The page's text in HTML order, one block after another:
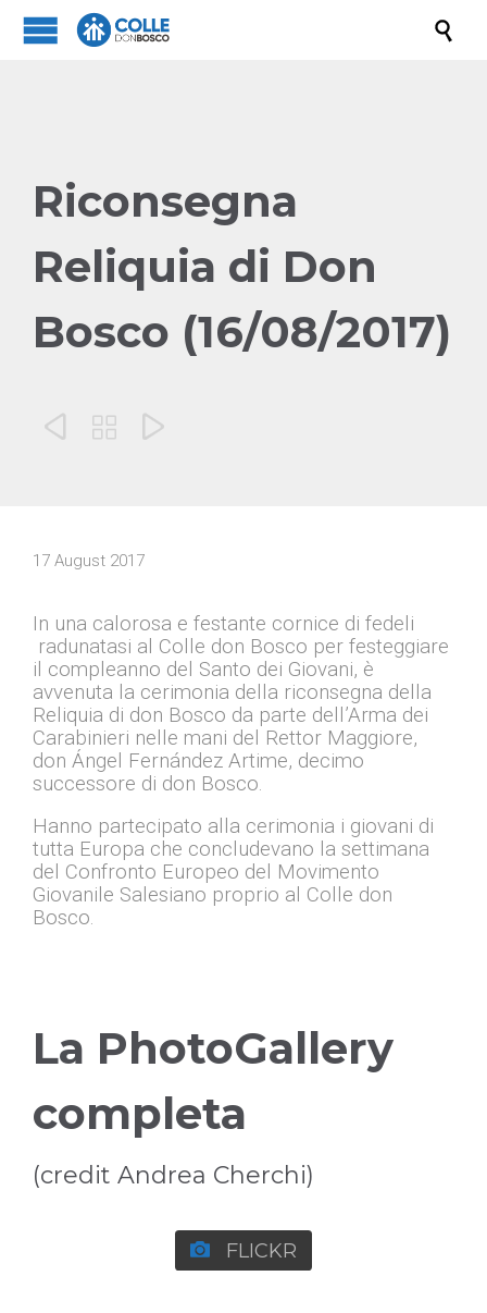

Riconsegna
Reliquia di Don
Bosco (16/08/2017)
  
17 August 2017
In una calorosa e festante cornice di fedeli
radunatasi al Colle don Bosco per festeggiare
il compleanno del Santo dei Giovani, è
avvenuta la cerimonia della riconsegna della
Reliquia di don Bosco da parte dell’Arma dei
Carabinieri nelle mani del Rettor Maggiore,
don Ángel Fernández Artime, decimo
successore di don Bosco.
Hanno partecipato alla cerimonia i giovani di
tutta Europa che concludevano la settimana
del Confronto Europeo del Movimento
Giovanile Salesiano proprio al Colle don
Bosco.
La PhotoGallery
completa
(credit Andrea Cherchi)
 FLICKR